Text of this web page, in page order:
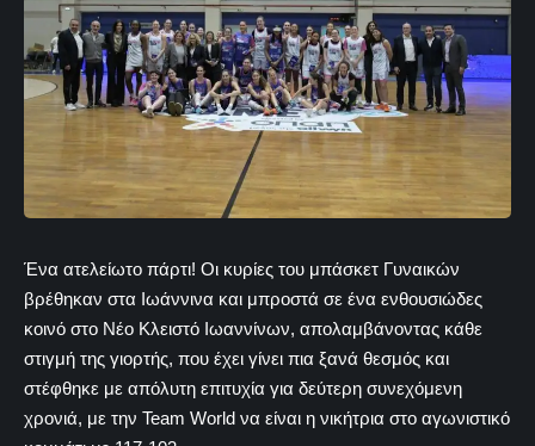
Ένα ατελείωτο πάρτι! Οι κυρίες του μπάσκετ Γυναικών
βρέθηκαν στα Ιωάννινα και μπροστά σε ένα ενθουσιώδες
κοινό στο Νέο Κλειστό Ιωαννίνων, απολαμβάνοντας κάθε
στιγμή της γιορτής, που έχει γίνει πια ξανά θεσμός και
στέφθηκε με απόλυτη επιτυχία για δεύτερη συνεχόμενη
χρονιά, με την Team World να είναι η νικήτρια στο αγωνιστικό